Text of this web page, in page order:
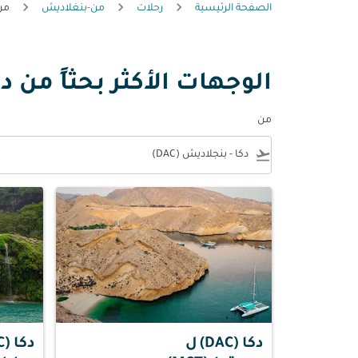
الصفحة الرئيسية رحلات من-بنغلاديش
الوجهات الأكثر بحثاً من
من
flight_takeoff
دكا (DAC)
ل
دكا (DAC)